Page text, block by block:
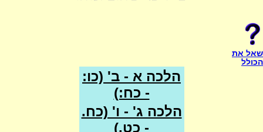
שאל את
הכולל
הלכה א - ב' (כו:
- כח:)
הלכה ג' - ו' (כח.
- כט.)